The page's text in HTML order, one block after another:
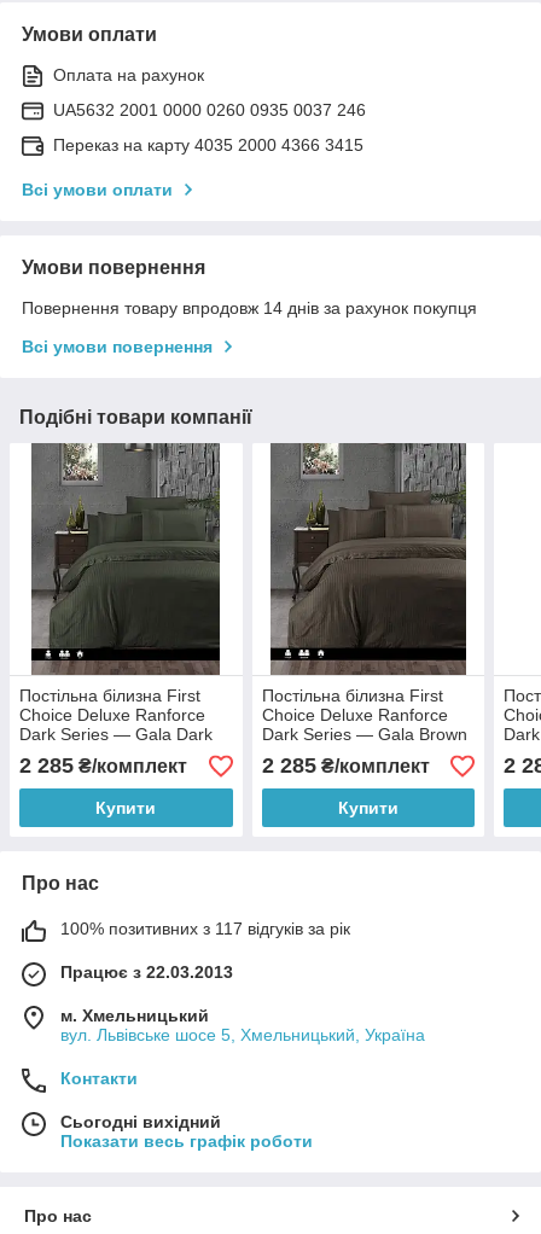
Умови оплати
Оплата на рахунок
UA5632 2001 0000 0260 0935 0037 246
Переказ на карту 4035 2000 4366 3415
Всі умови оплати
Умови повернення
Повернення товару впродовж 14 днів за рахунок покупця
Всі умови повернення
Подібні товари компанії
Постільна білизна First
Choice Deluxe Ranforce
Dark Series — Gala Dark
Green
2 285 ₴/комплект
Купити
Постільна білизна First
Choice Deluxe Ranforce
Dark Series — Gala Brown
2 285₴/комплект
Купити
2
Про нас
100% позитивних з 117 відгуків за рік
Працює з 22.03.2013
м. Хмельницький
вул. Львівське шосе 5, Хмельницький, Україна
Контакти
Сьогодні вихідний
Показати весь графік роботи
Про нас